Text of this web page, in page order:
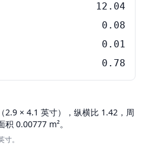
12.04
0.08
0.01
0.78
2.9 × 4.1 英寸），纵横比 1.42，周
0.00777 m²。
。